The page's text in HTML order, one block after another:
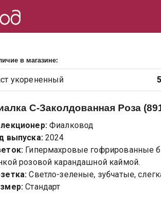
в магазине:
укорененный
С-Заколдованная Роза
Фиалковод
выпуска: 2024
Гипермахровые гофрированные
розовой карандашной каймой.
Светло-зеленые, зубчатые,
Стандарт